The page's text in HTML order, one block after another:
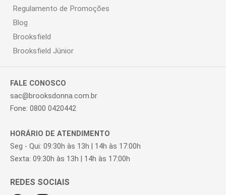
Regulamento de Promoções
Blog
Brooksfield
Brooksfield Júnior
FALE CONOSCO
sac@brooksdonna.com.br
Fone: 0800 0420442
HORÁRIO DE ATENDIMENTO
Seg - Qui: 09:30h às 13h | 14h às 17:00h
Sexta: 09:30h às 13h | 14h às 17:00h